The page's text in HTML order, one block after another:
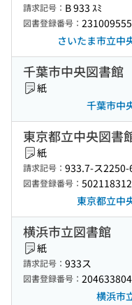
請求記号： B 933 ｽﾐ
図書登録番号：
さいたま市立中
千葉市中央図書館
紙
千葉市中
東京都立中央図書
紙
請求記号： 933.7-ス2250-
図書登録番号：
東京都立中
横浜市立図書館
紙
請求記号： 933ス
図書登録番号：
横浜市